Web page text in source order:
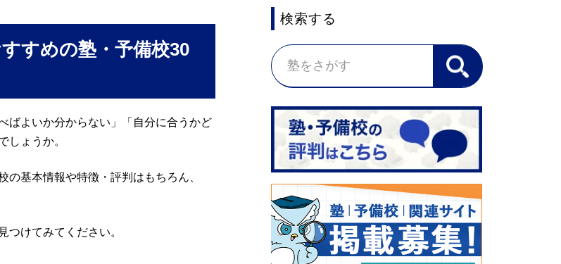
すめの塾・予備校30
ばよいか分からない」「自分に合うかど
しょうか。
基本情報や特徴・評判はもちろん、
つけてみてください。
検索する